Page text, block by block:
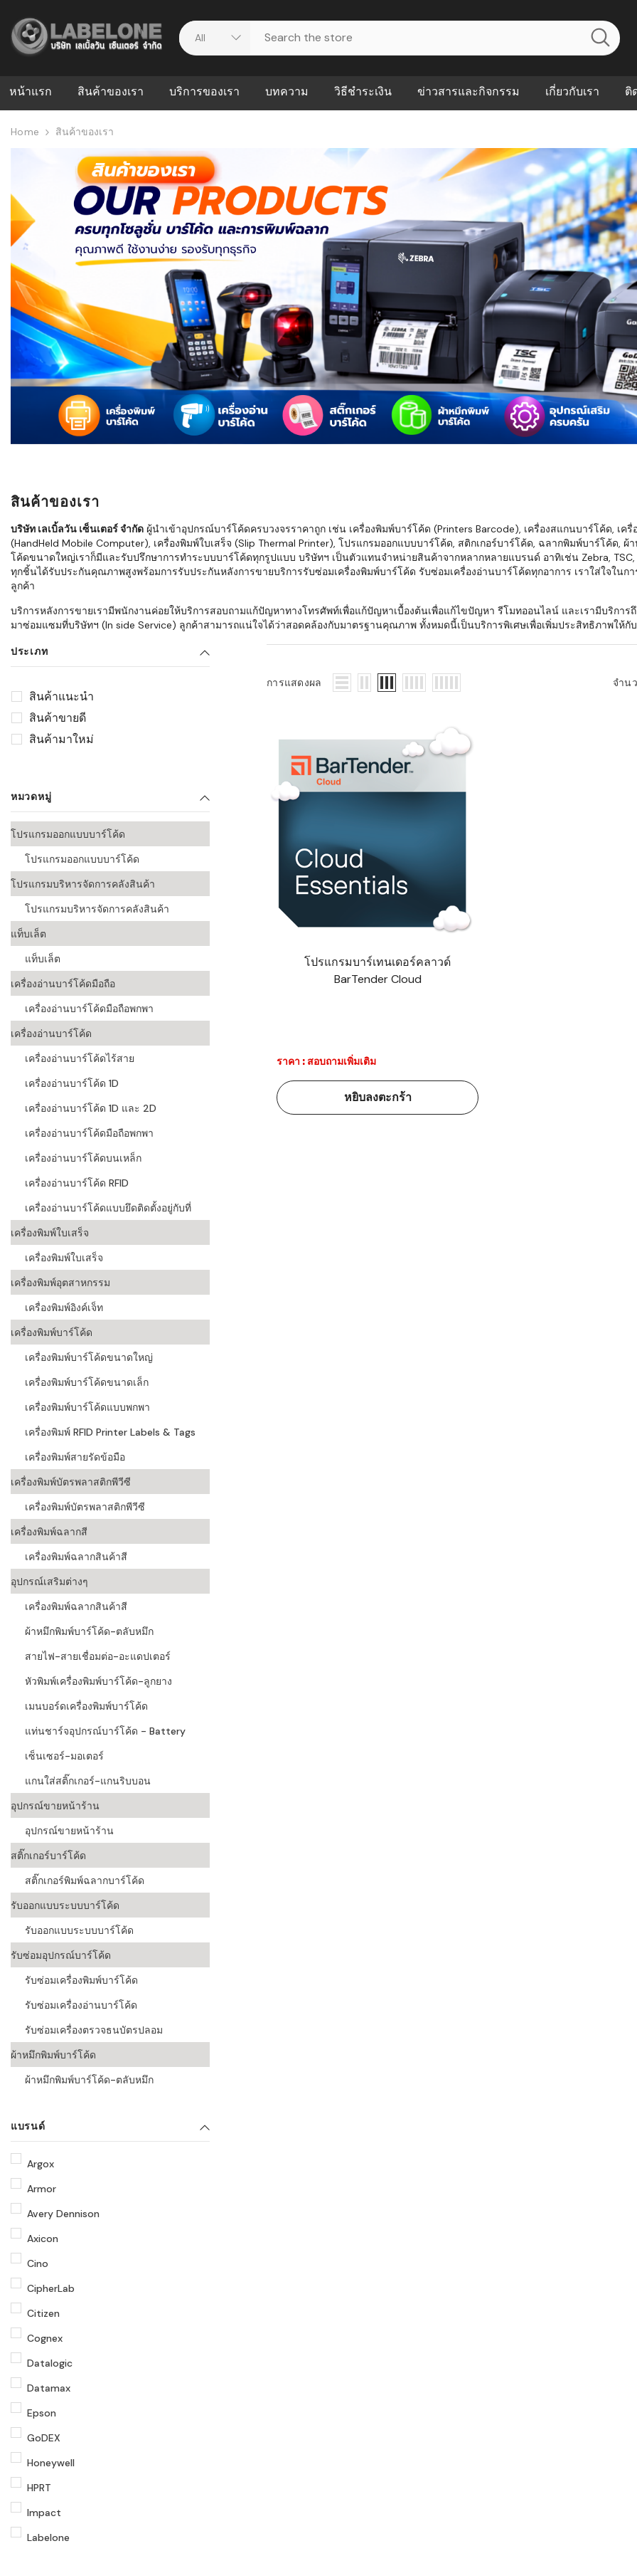
หน้าแรก สินค้าของเรา บริการของเรา
ดาวน์โหลดไดร์เวอร์
วีดีโอแนะนำ
บทความ
บริหารคลังสินค้าที่ช่วยลด
สต็อกแบบ Real-time
ปัญหาคลังสินค้าที่บอกว่า
ธุรกิจของคุณควรเริ่มใช้
WMS กับ ERP ต่างกัน
อย่างไร? ทำไมหลายธุรกิจ
ต้องใช้ร่วมกัน
ใช้ Excel คุมสต็อก กับใช้
WMS ต่างกันอย่างไร?
แบบไหนเหมาะกับธุรกิจที่
กำลังเติบโต
ขั้นตอนการทำงานของ
WMS ตั้งแต่รับสินค้า จัด
เก็บ หยิบ แพ็ก จนถึงจัดส่ง
อย่างไร
WMS สำหรับธุรกิจ 3PL,
ค้าส่ง และ E-Commerce:
แนะนำ Checklist ก่อน
เลือกระบบ WMS: ธุรกิจ
ก่อนเริ่มติดตั้ง
ระบบบาร์โค้ดในธุรกิจขน
ส่งและโลจิสติกส์
ระบบบาร์โค้ดในธุรกิจ
การพัฒนาบาร์โค้ดในงาน
อุตสาหกรรม
ระบบบาร์โค้ดใน
อุตสาหกรรมยานยนต์
ระบบบาร์โค้ดใน
แพทย์
ระบบบาร์โค้ดในด้านการ
วิธีชำระเงิน ข่าวสารและกิจกรรม เกี่ยวกับเรา
FAQs
Our Customer
ติ
Home สินค้าของเรา
สินค้าของเรา
บริษัท เลเบิ้ลวัน เซ็นเตอร์ จำกัด ผู้นำเข้าอุปกรณ์บาร์โค้ดครบวงจรราคาถูก เช่น เครื่องพิมพ์บาร์โค้ด (Printers Barcode), เครื่องสแกนบาร์โค้ด, เค
(HandHeld Mobile Computer), เครื่องพิมพ์ใบเสร็จ (Slip Thermal Printer), โปรแกรมออกแบบบาร์โค้ด, สติกเกอร์บาร์โค้ด, ฉลากพิมพ์บาร์โค้ด,
โค้ดขนาดใหญ่เราก็มีและรับปรึกษาการทำระบบบาร์โค้ดทุกรูปแบบ บริษัทฯ เป็นตัวแทนจำหน่ายสินค้าจากหลากหลายแบรนด์ อาทิเช่น Zebra, TSC,
ทุกชิ้นได้รับประกันคุณภาพสูงพร้อมการรับประกันหลังการขายบริการรับซ่อมเครื่องพิมพ์บาร์โค้ด รับซ่อมเครื่องอ่านบาร์โค้ดทุกอาการ เราใส่ใจใน
ลูกค้า
บริการหลังการขายเรามีพนักงานค่อยให้บริการสอบถามแก้ปัญหาทางโทรศัพท์เพื่อแก้ปัญหาเบื้องต้นเพื่อแก้ไขปัญหา รีโมทออนไลน์ และเรามีบริการ
มาซ่อมแซมที่บริษัทฯ (In side Service) ลูกค้าสามารถแน่ใจได้ว่าสอดคล้องกับมาตรฐานคุณภาพ ทั้งหมดนี้เป็นบริการพิเศษเพื่อเพิ่มประสิทธิภาพให้กั
ประเภท
สินค้าแนะนำ
สินค้าขายดี
สินค้ามาใหม่
หมวดหมู่
โปรแกรมออกแบบบาร์โค้ด
โปรแกรมออกแบบบาร์โค้ด
โปรแกรมบริหารจัดการคลังสินค้า
โปรแกรมบริหารจัดการคลังสินค้า
แท็บเล็ต
แท็บเล็ต
เครื่องอ่านบาร์โค้ดมือถือ
เครื่องอ่านบาร์โค้ดมือถือพกพา
เครื่องอ่านบาร์โค้ด
เครื่องอ่านบาร์โค้ดไร้สาย
เครื่องอ่านบาร์โค้ด 1D
เครื่องอ่านบาร์โค้ด 1D และ 2D
เครื่องอ่านบาร์โค้ดมือถือพกพา
เครื่องอ่านบาร์โค้ดบนเหล็ก
เครื่องอ่านบาร์โค้ด RFID
เครื่องอ่านบาร์โค้ดแบบยึดติดตั้งอยู่กับที่
เครื่องพิมพ์ใบเสร็จ
เครื่องพิมพ์ใบเสร็จ
เครื่องพิมพ์อุตสาหกรรม
เครื่องพิมพ์อิงค์เจ็ท
เครื่องพิมพ์บาร์โค้ด
เครื่องพิมพ์บาร์โค้ดขนาดใหญ่
เครื่องพิมพ์บาร์โค้ดขนาดเล็ก
เครื่องพิมพ์บาร์โค้ดแบบพกพา
เครื่องพิมพ์ RFID Printer Labels & Tags
เครื่องพิมพ์สายรัดข้อมือ
เครื่องพิมพ์บัตรพลาสติกพีวีซี
เครื่องพิมพ์บัตรพลาสติกพีวีซี
เครื่องพิมพ์ฉลากสี
เครื่องพิมพ์ฉลากสินค้าสี
อุปกรณ์เสริมต่างๆ
เครื่องพิมพ์ฉลากสินค้าสี
ผ้าหมึกพิมพ์บาร์โค้ด-ตลับหมึก
สายไฟ-สายเชื่อมต่อ-อะแดปเตอร์
หัวพิมพ์เครื่องพิมพ์บาร์โค้ด-ลูกยาง
เมนบอร์ดเครื่องพิมพ์บาร์โค้ด
แท่นชาร์จอุปกรณ์บาร์โค้ด - Battery
เซ็นเซอร์-มอเตอร์
แกนใส่สติ๊กเกอร์-แกนริบบอน
อุปกรณ์ขายหน้าร้าน
อุปกรณ์ขายหน้าร้าน
สติ๊กเกอร์บาร์โค้ด
สติ๊กเกอร์พิมพ์ฉลากบาร์โค้ด
รับออกแบบระบบบาร์โค้ด
รับออกแบบระบบบาร์โค้ด
รับซ่อมอุปกรณ์บาร์โค้ด
รับซ่อมเครื่องพิมพ์บาร์โค้ด
รับซ่อมเครื่องอ่านบาร์โค้ด
รับซ่อมเครื่องตรวจธนบัตรปลอม
ผ้าหมึกพิมพ์บาร์โค้ด
ผ้าหมึกพิมพ์บาร์โค้ด-ตลับหมึก
แบรนด์
Argox
Armor
Avery Dennison
Axicon
Cino
CipherLab
Citizen
Cognex
Datalogic
Datamax
Epson
GoDEX
Honeywell
HPRT
Impact
Labelone
การแสดงผล จำน
โปรแกรมบาร์เทนเดอร์คลาวด์
BarTender Cloud
ราคา : สอบถามเพิ่มเติม
หยิบลงตะกร้า